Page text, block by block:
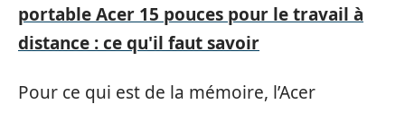
portable Acer 15 pouces pour le travail à
distance : ce qu'il faut savoir
Pour ce qui est de la mémoire, l’Acer